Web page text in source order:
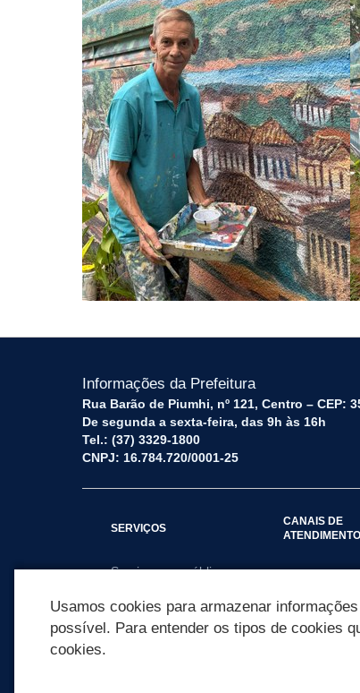
Informações da Prefeitura
Rua Barão de Piumhi, nº 121, Centro – CEP:
De segunda a sexta-feira, das 9h às 16h
Tel.: (37) 3329-1800
CNPJ: 16.784.720/0001-25
SERVIÇOS
Serviços por público
CANAIS DE
ATENDIMENTO
Usamos cookies para armazenar
possível. Para entender os tipos de cookies
cookies.